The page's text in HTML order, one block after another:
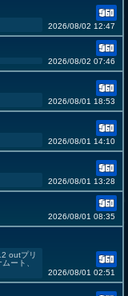
2026/08/02 12:47
2026/08/02 07:46
2026/08/01 18:53
2026/08/01 14:10
2026/08/01 13:28
2026/08/01 08:35
outプリ
ート、
2026/08/01 02:51